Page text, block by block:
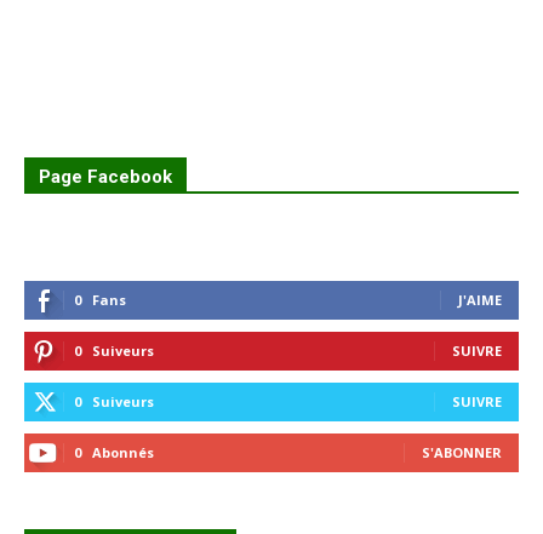
Page Facebook
0 Fans J'AIME
0 Suiveurs SUIVRE
0 Suiveurs SUIVRE
0 Abonnés S'ABONNER